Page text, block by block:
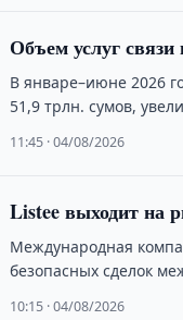
Объем услуг
В январе–июне 2026
51,9 трлн. сумов,
11:45 · 04/08/2026
Listee выходит на
Международная
безопасных сделок
10:15 · 04/08/2026